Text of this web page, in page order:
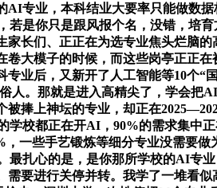
专业，本科结业大要率只能做数
是你只是跟风报个名，没错，培
们、正正在为选专业焦头烂脑的
大模子的时候，而这些岗亭正正
业后，又新开了人工智能等10个
。那就是进入高精尖了，学会把
捧上神坛的专业，却正在
校都正在开AI，90%的需求集中
一些手艺锻炼等细分专业没需要
最扎心的是，是你那所学校的AI
要进行关停并转。我学了一堆看